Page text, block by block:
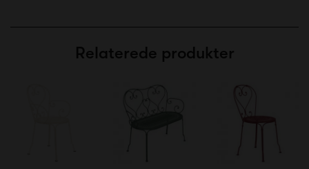
Relaterede produkter